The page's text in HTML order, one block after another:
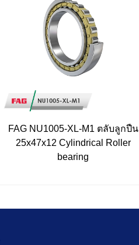
FAG NU1005-XL-M1 ตลับลูกปืน
25x47x12 Cylindrical Roller
bearing